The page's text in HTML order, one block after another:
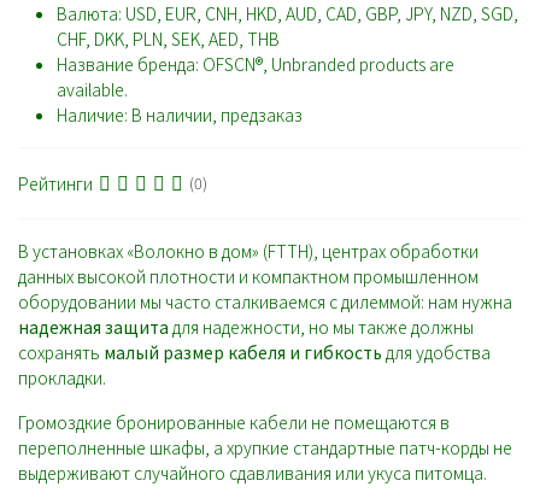
Валюта: USD, EUR, CNH, HKD, AUD, CAD, GBP, JPY, NZD, SGD,
CHF, DKK, PLN, SEK, AED, THB
Название бренда: OFSCN®, Unbranded products are
available.
Наличие: В наличии, предзаказ
Рейтинги (0)
В установках «Волокно в дом» (FTTH), центрах обработки
данных высокой плотности и компактном промышленном
оборудовании мы часто сталкиваемся с дилеммой: нам нужна
надежная защита для надежности, но мы также должны
сохранять малый размер кабеля и гибкость для удобства
прокладки.
Громоздкие бронированные кабели не помещаются в
переполненные шкафы, а хрупкие стандартные патч-корды не
выдерживают случайного сдавливания или укуса питомца.